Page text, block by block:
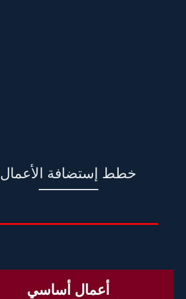
خطط إستضافة الأعمال
أعمال أساسي